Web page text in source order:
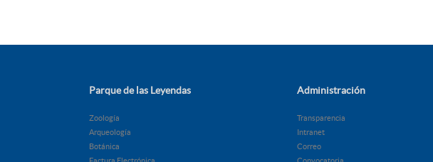
Parque de las Leyendas
Zoología
Arqueología
Botánica
Administración
Transparencia
Intranet
Correo